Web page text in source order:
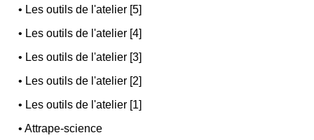
• Les outils de l'atelier [5]
• Les outils de l'atelier [4]
• Les outils de l'atelier [3]
• Les outils de l'atelier [2]
• Les outils de l'atelier [1]
•Attrape-science